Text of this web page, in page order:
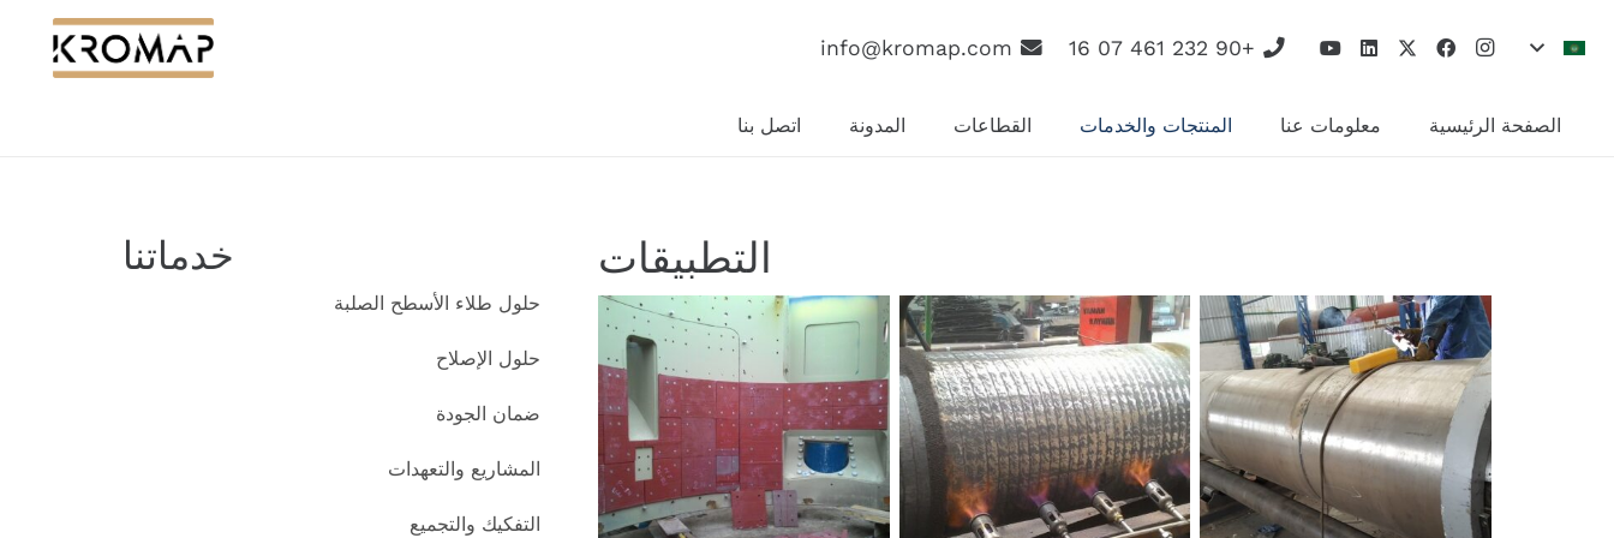
+90 232 461 07 16
info@kromap.com
الصفحة الرئيسية معلومات عنا المنتجات والخدمات القطاعات المدونة اتصل بنا
التطبيقات خدماتنا
حلول طلاء الأسطح الصلبة
حلول الإصلاح
ضمان الجودة
المشاريع والتعهدات
التفكيك والتجميع